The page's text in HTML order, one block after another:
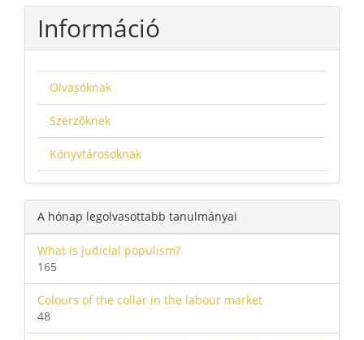
Információ
Olvasóknak
Szerzőknek
Könyvtárosoknak
A hónap legolvasottabb tanulmányai
What is judicial populism?
165
Colours of the collar in the labour market
48